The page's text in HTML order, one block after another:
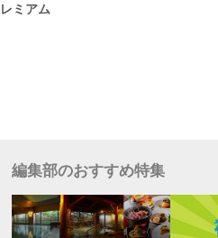
レミアム
編集部のおすすめ特集